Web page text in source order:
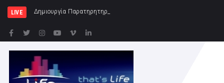
LIVE Δημιουργία Παρατηρητηρίου Έργων στην Περιφέρεια Ατ